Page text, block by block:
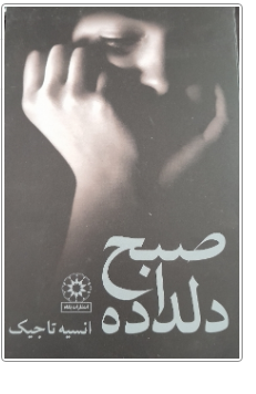
ورزشی و تربیت بدنی(34)
آشپزی و خوراکی(25)
سرگرمی و بازی
سیاسی
رمان و داستان خارجی
کتاب های مصور رنگی و گلاسه
عرفانی و سلوک
الکترونیک(11)
دایره المعارف و فرهنگ(13)